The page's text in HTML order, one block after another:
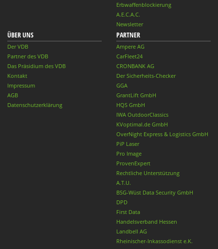
Erbwaffenblockierung
A.E.C.A.C.
Newsletter
ÜBER UNS
Der VDB
Partner des VDB
Das Präsidium des VDB
Kontakt
Impressum
AGB
Datenschutzerklärung
PARTNER
Ampere AG
CarFleet24
CRONBANK AG
Der Sicherheits-Checker
GGA
GrantLift GmbH
HQS GmbH
IWA OutdoorClassics
KVoptimal.de GmbH
OverNight Express & Logistics GmbH
PiP Laser
Pro Image
ProvenExpert
Rechtliche Unterstützung
A.T.U.
BSG-Wüst Data Security GmbH
DPD
First Data
Handelsverband Hessen
Landbell AG
Rheinischer-Inkassodienst e.K.